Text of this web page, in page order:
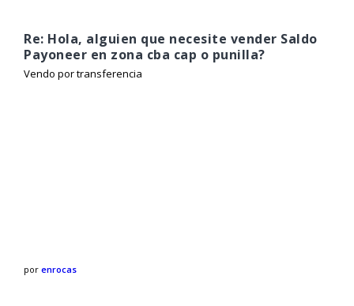
Re: Hola, alguien que necesite vender Saldo
Payoneer en zona cba cap o punilla?
Vendo por transferencia
por enrocas